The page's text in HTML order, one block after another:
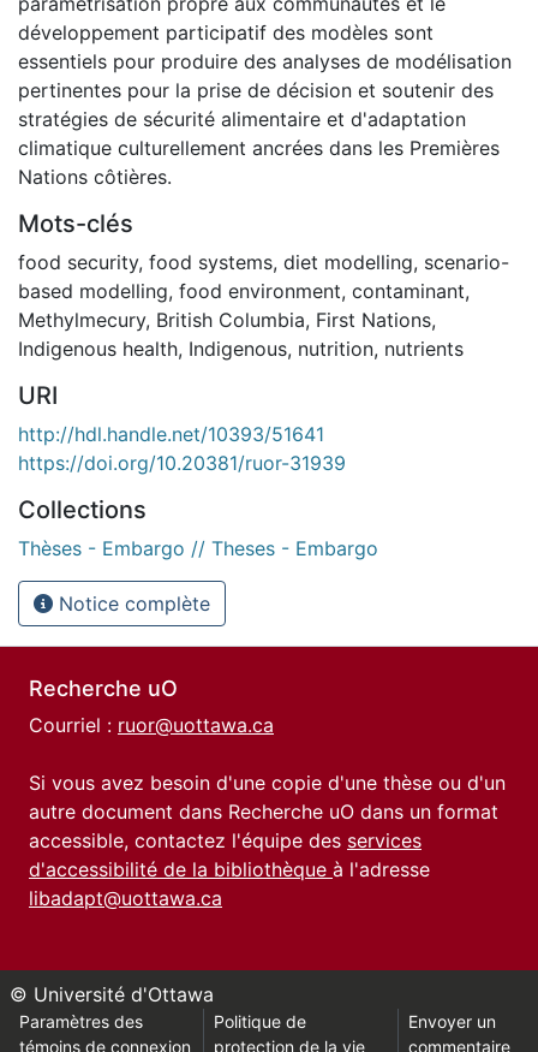
développement participatif des modèles sont
essentiels pour produire des analyses de modélisation
pertinentes pour la prise de décision et soutenir des
stratégies de sécurité alimentaire et d'adaptation
climatique culturellement ancrées dans les Premières
Nations côtières.
Mots-clés
food security, food systems, diet modelling, scenario-
based modelling, food environment, contaminant,
Methylmecury, British Columbia, First Nations,
Indigenous health, Indigenous, nutrition, nutrients
URI
http://hdl.handle.net/10393/51641
https://doi.org/10.20381/ruor-31939
Collections
Thèses - Embargo // Theses - Embargo
Notice complète
Recherche uO
Courriel : ruor@uottawa.ca
Si vous avez besoin d'une copie d'une thèse ou d'un
autre document dans Recherche uO dans un format
accessible, contactez l'équipe des services
d'accessibilité de la bibliothèque à l'adresse
libadapt@uottawa.ca
© Université d'Ottawa
Paramètres des
témoins de connexion
Politique de
protection de la vie
Envoyer un
commentaire